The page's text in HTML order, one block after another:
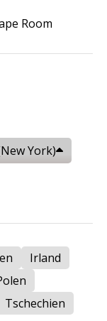
Room
York)
Irland
Tschechien